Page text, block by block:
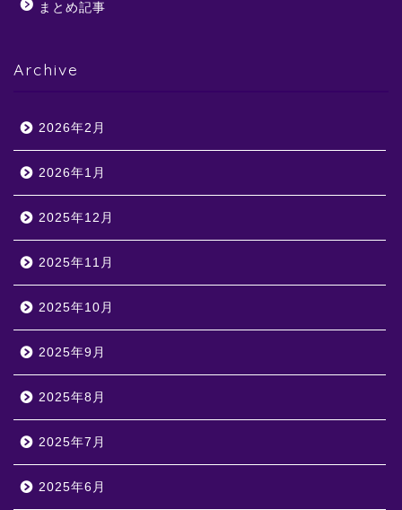
まとめ記事
Archive
2026年2月
2026年1月
2025年12月
2025年11月
2025年10月
2025年9月
2025年8月
2025年7月
2025年6月